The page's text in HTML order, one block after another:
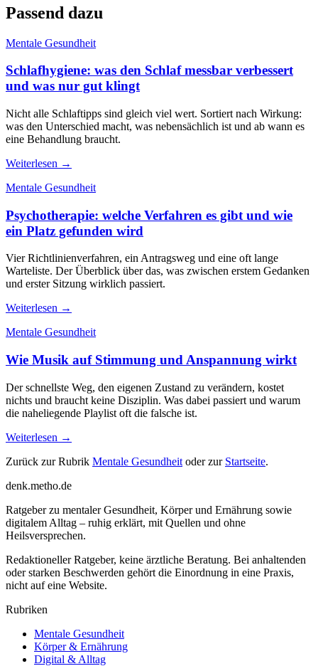
Passend dazu
Mentale Gesundheit
Schlafhygiene: was den Schlaf messbar verbessert
und was nur gut klingt
Nicht alle Schlaftipps sind gleich viel wert. Sortiert nach Wirkung:
was den Unterschied macht, was nebensächlich ist und ab wann es
eine Behandlung braucht.
Weiterlesen →
Mentale Gesundheit
Psychotherapie: welche Verfahren es gibt und wie
ein Platz gefunden wird
Vier Richtlinienverfahren, ein Antragsweg und eine oft lange
Warteliste. Der Überblick über das, was zwischen erstem Gedanken
und erster Sitzung wirklich passiert.
Weiterlesen →
Mentale Gesundheit
Wie Musik auf Stimmung und Anspannung wirkt
Der schnellste Weg, den eigenen Zustand zu verändern, kostet
nichts und braucht keine Disziplin. Was dabei passiert und warum
die naheliegende Playlist oft die falsche ist.
Weiterlesen →
Zurück zur Rubrik Mentale Gesundheit oder zur Startseite.
denk.metho.de
Ratgeber zu mentaler Gesundheit, Körper und Ernährung sowie
digitalem Alltag – ruhig erklärt, mit Quellen und ohne
Heilsversprechen.
Redaktioneller Ratgeber, keine ärztliche Beratung. Bei anhaltenden
oder starken Beschwerden gehört die Einordnung in eine Praxis,
nicht auf eine Website.
Rubriken
Mentale Gesundheit
Körper & Ernährung
Digital & Alltag